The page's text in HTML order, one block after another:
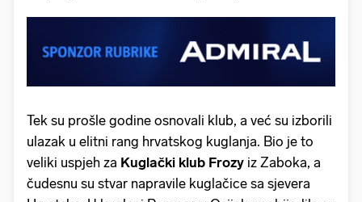
Tek su prošle godine osnovali klub, a već su izborili
ulazak u elitni rang hrvatskog kuglanja. Bio je to
veliki uspjeh za Kuglački klub Frozy iz Zaboka, a
čudesnu su stvar napravile kuglačice sa sjevera